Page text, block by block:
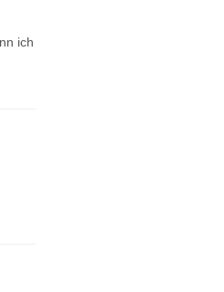
ich